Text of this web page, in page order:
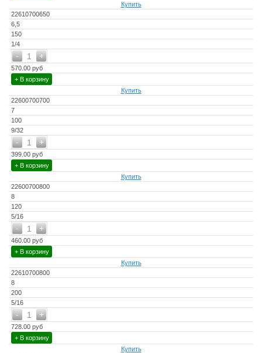
Купить
22610700650
6,5
150
1/4
+
- 1
570.00 руб
+ В корзину
Купить
22600700700
7
100
9/32
+
- 1
399.00 руб
+ В корзину
Купить
22600700800
8
120
5/16
+
- 1
460.00 руб
+ В корзину
Купить
22610700800
8
200
5/16
+
- 1
728.00 руб
+ В корзину
Купить